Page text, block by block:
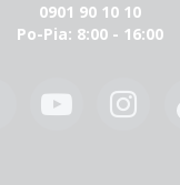
0901 90 10 10
Po-Pia: 8:00 - 16:00